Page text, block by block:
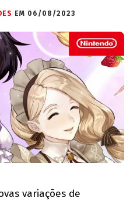
EM 06/08/2023
variações de